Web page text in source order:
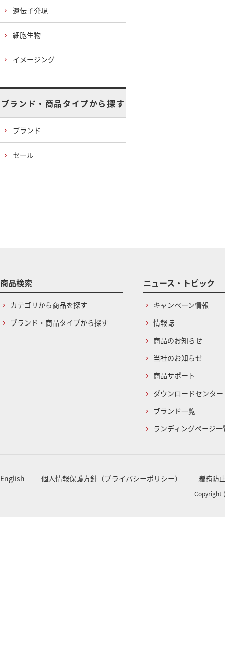
遺伝子発現
細胞生物
イメージング
ブランド・商品タイプから探す
ブランド
セール
商品検索
カテゴリから商品を探す
ブランド・商品タイプから探す
ニュース・トピック
キャンペーン情報
情報誌
商品のお知らせ
当社のお知らせ
商品サポート
ダウンロードセンター
ブランド一覧
ランディングページ一
English 個人情報保護方針（プライバシーポリシー） 贈賄防
Copyright